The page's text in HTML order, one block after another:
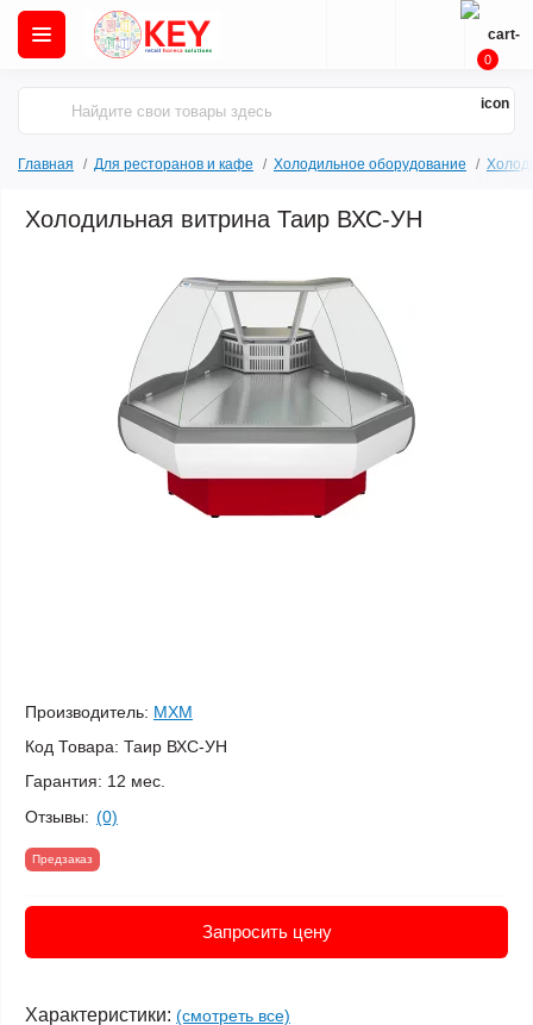
0
Главная Для ресторанов и кафе Холодильное оборудование
Холодильная витрина Таир ВХС-УН
Производитель: МХМ
Код Товара: Таир ВХС-УН
Гарантия: 12 мес.
Отзывы: (0)
Предзаказ
Запросить цену
Характеристики: (смотреть все)